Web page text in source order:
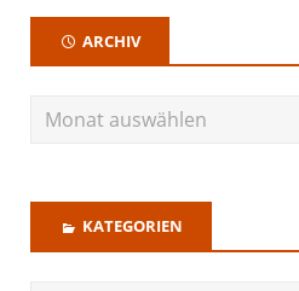
ARCHIV
KATEGORIEN